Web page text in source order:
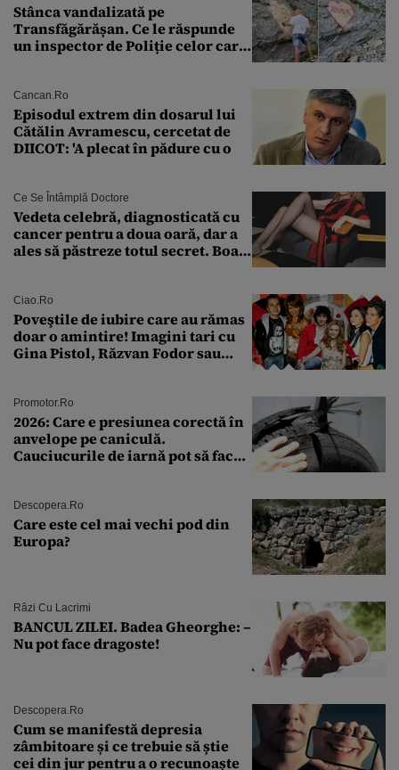
Stânca vandalizată pe
Transfăgărășan. Ce le răspunde
un inspector de Poliție celor care
Cancan.ro
Episodul extrem din dosarul lui
Cătălin Avramescu, cercetat de
DIICOT: 'A plecat în pădure cu o
Ce Se Întâmplă Doctore
Vedeta celebră, diagnosticată cu
cancer pentru a doua oară, dar a
ales să păstreze totul secret. Boala
Ciao.ro
Poveştile de iubire care au rămas
doar o amintire! Imagini tari cu
Gina Pistol, Răzvan Fodor sau
Promotor.ro
2026: Care e presiunea corectă în
anvelope pe caniculă.
Cauciucurile de iarnă pot să facă
Descopera.ro
Care este cel mai vechi pod din
Europa?
Râzi Cu Lacrimi
BANCUL ZILEI. Badea Gheorghe: –
Nu pot face dragoste!
Descopera.ro
Cum se manifestă depresia
zâmbitoare și ce trebuie să știe
cei din jur pentru a o recunoaște